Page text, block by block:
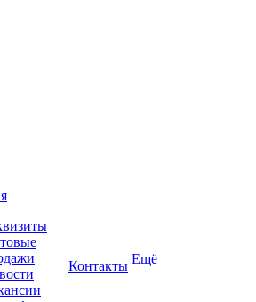
Контакты Ещё